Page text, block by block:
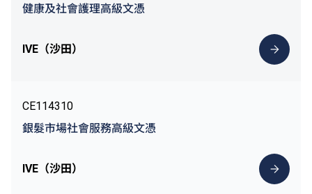
健康及社會護理高級文憑
IVE（沙田）
CE114310
銀髮市場社會服務高級文憑
IVE（沙田）